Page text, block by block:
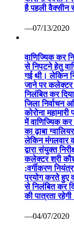
है पहली वैक्सीन
—07/13/2020
वाणिज्यिक कर
से निपटने हेतु
गई थी। लेकिन
जाने पर कलेक्टर
निलंबित कर
जिला निर्वाचन
कोरोना
में वाणिज्यिक कर
का ढ़ाबा
लेकिन मंगलवार
द्वारा संयुक्त
कलेक्टर श्री
;वर्गीकरण
प्रयोग करते हुए
से निलंबित कर
की पात्रता
—04/07/2020